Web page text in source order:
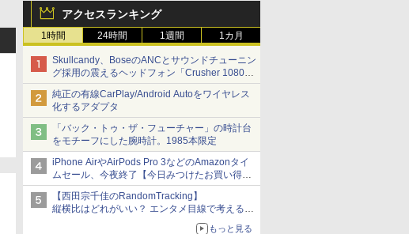
アクセスランキング
1時間 24時間 1週間 1カ月
Skullcandy、BoseのANCとサウンドチューニン
グ採用の震えるヘッドフォン「Crusher 1080
ANC」
純正の有線CarPlay/Android Autoをワイヤレス
化するアダプタ
「バック・トゥ・ザ・フューチャー」の時計台
をモチーフにした腕時計。1985本限定
iPhone AirやAirPods Pro 3などのAmazonタイ
ムセール、今夜終了【今日みつけたお買い得
品】
【西田宗千佳のRandomTracking】
縦横比はどれがいい？ エンタメ目線で考える、
もっと見る